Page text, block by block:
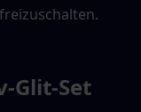
Glit-Set